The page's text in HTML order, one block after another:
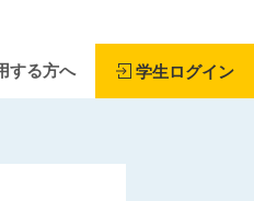
する方へ 学生ログイン